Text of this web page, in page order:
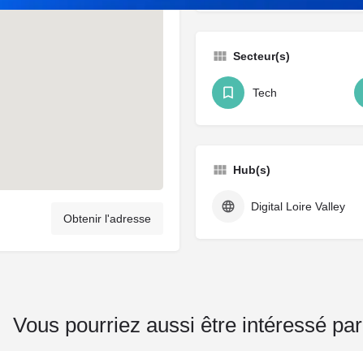
Obtenir l'adresse
Secteur(s)
Tech
Hub(s)
Digital Loire Valley
Vous pourriez aussi être intéressé par